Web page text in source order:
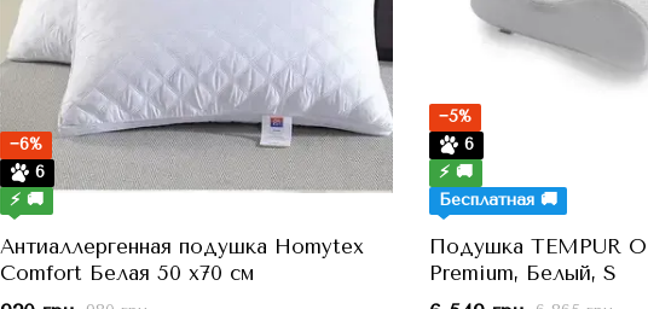
−6%
6
⚡ 🚚
Антиаллергенная подушка Homytex
Comfort Белая 50 x70 см
−5%
6
⚡ 🚚
Бесплатная 🚚
Подушка TEMPUR
Premium, Белый, S